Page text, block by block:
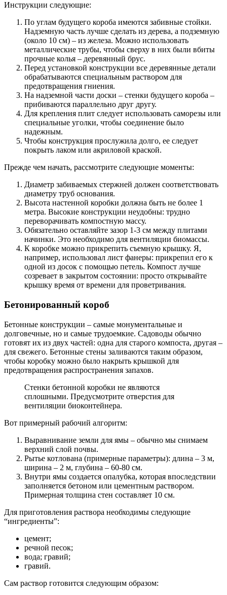
Инструкции следующие:
По углам будущего короба имеются забивные стойки.
Надземную часть лучше сделать из дерева, а подземную
(около 10 см) – из железа. Можно использовать
металлические трубы, чтобы сверху в них были вбиты
прочные колья – деревянный брус.
Перед установкой конструкции все деревянные детали
обрабатываются специальным раствором для
предотвращения гниения.
На надземной части доски – стенки будущего короба –
прибиваются параллельно друг другу.
Для крепления плит следует использовать саморезы или
специальные уголки, чтобы соединение было
надежным.
Чтобы конструкция прослужила долго, ее следует
покрыть лаком или акриловой краской.
Прежде чем начать, рассмотрите следующие моменты:
Диаметр забиваемых стержней должен соответствовать
диаметру труб основания.
Высота настенной коробки должна быть не более 1
метра. Высокие конструкции неудобны: трудно
переворачивать компостную массу.
Обязательно оставляйте зазор 1-3 см между плитами
начинки. Это необходимо для вентиляции биомассы.
К коробке можно прикрепить съемную крышку. Я,
например, использовал лист фанеры: прикрепил его к
одной из досок с помощью петель. Компост лучше
созревает в закрытом состоянии: просто открывайте
крышку время от времени для проветривания.
Бетонированный короб
Бетонные конструкции – самые монументальные и
долговечные, но и самые трудоемкие. Садоводы обычно
готовят их из двух частей: одна для старого компоста, другая –
для свежего. Бетонные стены заливаются таким образом,
чтобы коробку можно было накрыть крышкой для
предотвращения распространения запахов.
Стенки бетонной коробки не являются
сплошными. Предусмотрите отверстия для
вентиляции биоконтейнера.
Вот примерный рабочий алгоритм:
Выравнивание земли для ямы – обычно мы снимаем
верхний слой почвы.
Рытье котлована (примерные параметры): длина – 3 м,
ширина – 2 м, глубина – 60-80 см.
Внутри ямы создается опалубка, которая впоследствии
заполняется бетоном или цементным раствором.
Примерная толщина стен составляет 10 см.
Для приготовления раствора необходимы следующие
“ингредиенты”:
цемент;
речной песок;
вода; гравий;
гравий.
Сам раствор готовится следующим образом: